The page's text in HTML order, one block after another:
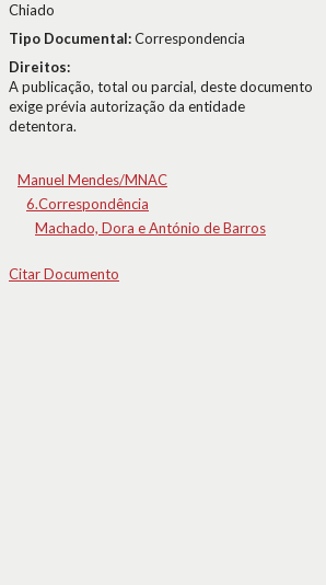
Chiado
Tipo Documental:Correspondencia
Direitos:
A publicação, total ou parcial, deste documento
exige prévia autorização da entidade
detentora.
Manuel Mendes/MNAC
6.Correspondência
Machado, Dora e António de Barros
Citar Documento